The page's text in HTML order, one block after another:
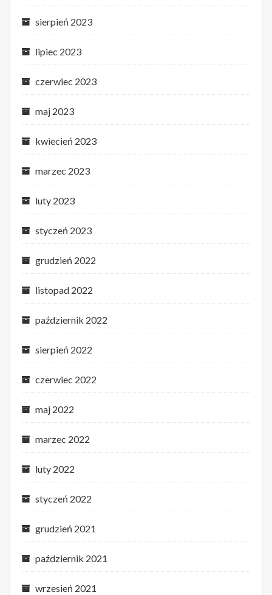
sierpień 2023
lipiec 2023
czerwiec 2023
maj 2023
kwiecień 2023
marzec 2023
luty 2023
styczeń 2023
grudzień 2022
listopad 2022
październik 2022
sierpień 2022
czerwiec 2022
maj 2022
marzec 2022
luty 2022
styczeń 2022
grudzień 2021
październik 2021
wrzesień 2021